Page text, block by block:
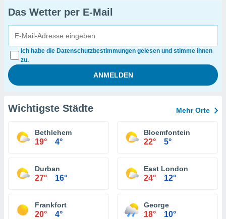
Das Wetter per E-Mail
Ich habe die Datenschutzbestimmungen gelesen und stimme ihnen
zu.
Wichtigste Städte Mehr Orte
Bethlehem
19° 4°
Bloemfontein
22° 5°
Durban
27° 16°
East London
24° 12°
Frankfort
20° 4°
George
18° 10°